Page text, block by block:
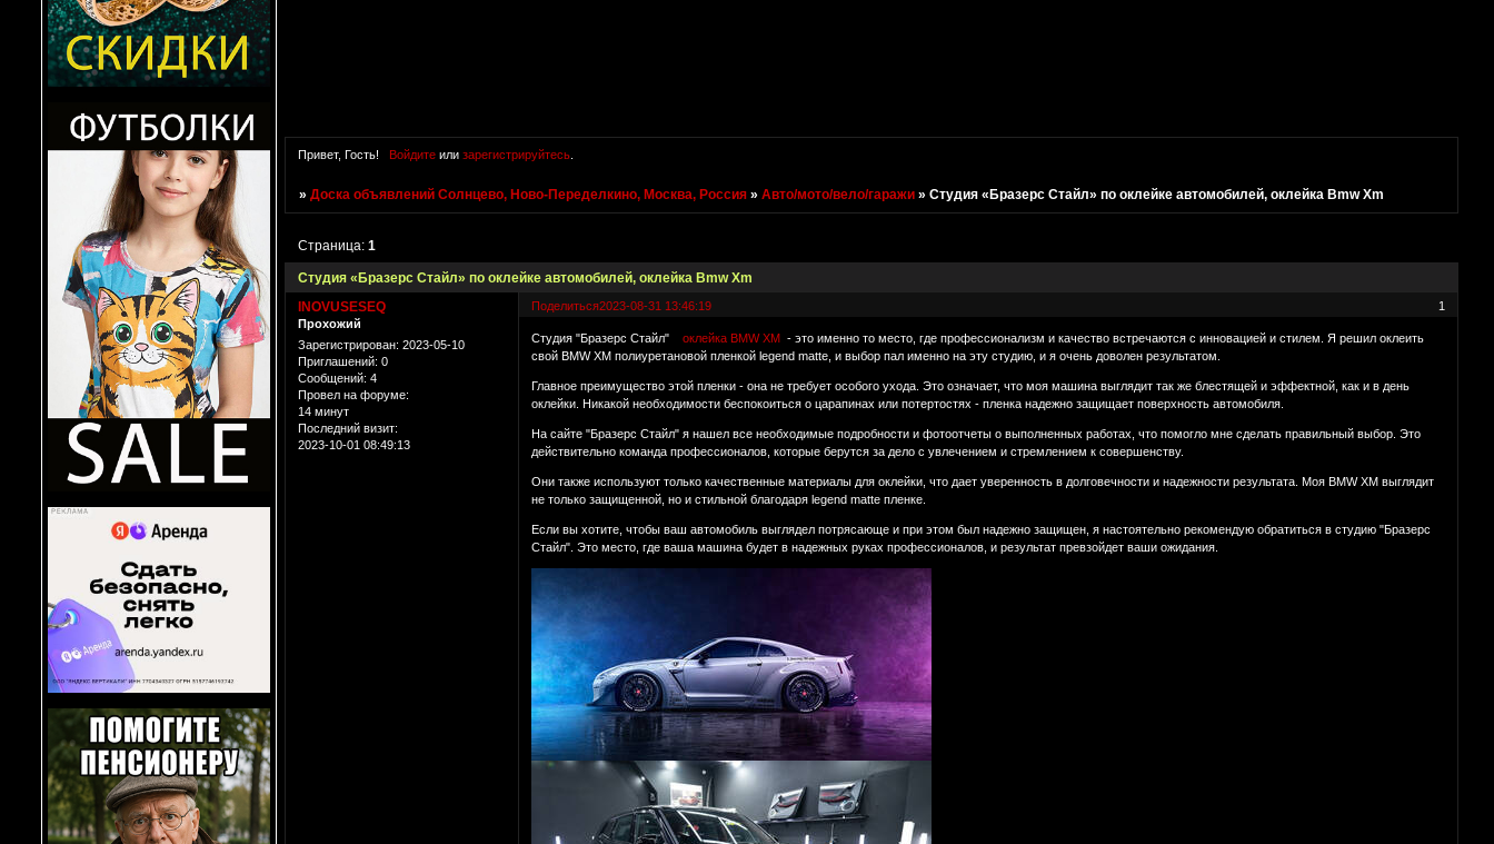
Привет, Гость! Войдитеили зарегистрируйтесь.
»Доска объявлений Солнцево, Ново-Переделкино, Москва, Россия »Авто/мото/вело/гаражи »Студия «Бразерс Стайл» по оклейке автомобилей, оклейка Bmw Xm
Студия «Бразерс Стайл» по оклейке автомобилей, оклейка Bmw Xm
Страница:1
Поделиться 1
2023-08-31 13:46:19
INOVUSESEQ
Прохожий
Зарегистрирован: 2023-05-10
Приглашений: 0
Сообщений: 4
Провел на форуме:
14 минут
Последний визит:
2023-10-01 08:49:13
Студия "Бразерс Стайл"оклейка BMW XM - это именно то место, где профессионализм и качество встречаются с инновацией и стилем. Я решил оклеить
свой BMW XM полиуретановой пленкой legend matte, и выбор пал именно на эту студию, и я очень доволен результатом.
Главное преимущество этой пленки - она не требует особого ухода. Это означает, что моя машина выглядит так же блестящей и эффектной, как и в день
оклейки. Никакой необходимости беспокоиться о царапинах или потертостях - пленка надежно защищает поверхность автомобиля.
На сайте "Бразерс Стайл" я нашел все необходимые подробности и фотоотчеты о выполненных работах, что помогло мне сделать правильный выбор. Это
действительно команда профессионалов, которые берутся за дело с увлечением и стремлением к совершенству.
Они также используют только качественные материалы для оклейки, что дает уверенность в долговечности и надежности результата. Моя BMW XM выглядит
не только защищенной, но и стильной благодаря legend matte пленке.
Если вы хотите, чтобы ваш автомобиль выглядел потрясающе и при этом был надежно защищен, я настоятельно рекомендую обратиться в студию "Бразерс
Стайл". Это место, где ваша машина будет в надежных руках профессионалов, и результат превзойдет ваши ожидания.